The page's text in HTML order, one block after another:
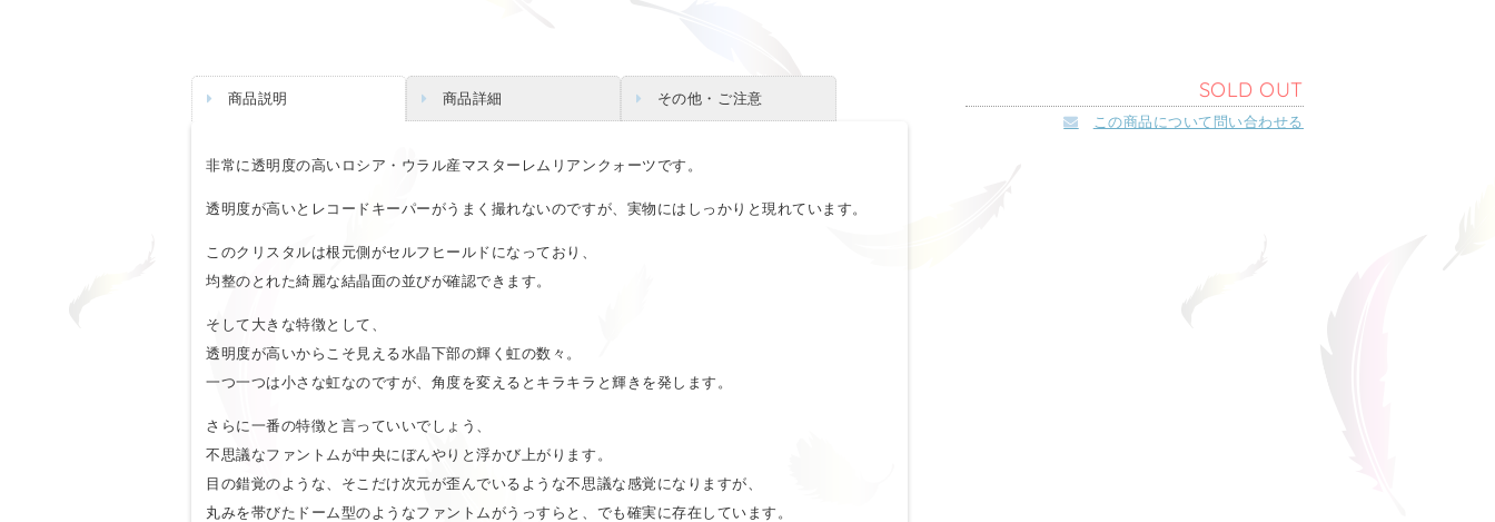
SOLD OUT
この商品について問い合わせる
商品説明 商品詳細 その他・ご注意
非常に透明度の高いロシア・ウラル産マスターレムリアンクォーツです。
透明度が高いとレコードキーパーがうまく撮れないのですが、実物にはしっかりと現れています。
このクリスタルは根元側がセルフヒールドになっており、
均整のとれた綺麗な結晶面の並びが確認できます。
そして大きな特徴として、
透明度が高いからこそ見える水晶下部の輝く虹の数々。
一つ一つは小さな虹なのですが、角度を変えるとキラキラと輝きを発します。
さらに一番の特徴と言っていいでしょう、
不思議なファントムが中央にぼんやりと浮かび上がります。
目の錯覚のような、そこだけ次元が歪んでいるような不思議な感覚になりますが、
丸みを帯びたドーム型のようなファントムがうっすらと、でも確実に存在しています。